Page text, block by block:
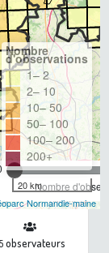
Nombre
Nombre
d'observations
1– 2
2– 10
10– 50
50– 100
100– 200
200+
20 km
Normandie-maine
observateurs